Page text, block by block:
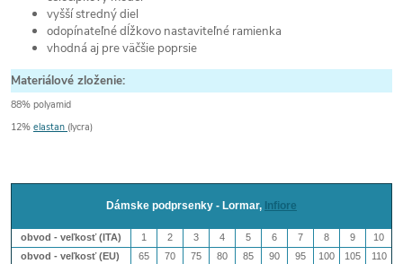
vyšší stredný diel
odopínateľné dĺžkovo nastaviteľné ramienka
vhodná aj pre väčšie poprsie
Materiálové zloženie:
88% polyamid
12% elastan (lycra)
Dámske podprsenky - Lormar, Infiore
obvod - veľkosť (ITA) 1 2 3 4 5 6 7 8 9
10
obvod - veľkosť (EU)
65 70 75 80 85 90 95 100 105 110